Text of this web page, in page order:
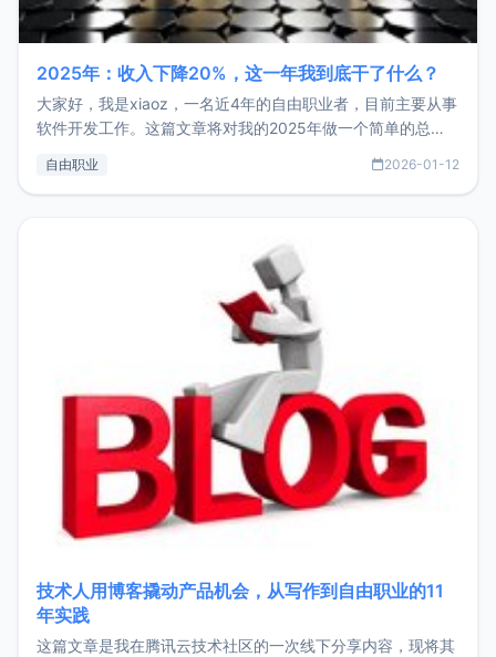
2025年：收入下降20%，这一年我到底干了什么？
大家好，我是xiaoz，一名近4年的自由职业者，目前主要从事
软件开发工作。这篇文章将对我的2025年做一个简单的总
收入下降20%，但却过得很充实，2026年不求突破，但求保
自由职业 2026-01-12
技术人用博客撬动产品机会，从写作到自由职业的11
年实践
这篇文章是我在腾讯云技术社区的一次线下分享内容，现将其